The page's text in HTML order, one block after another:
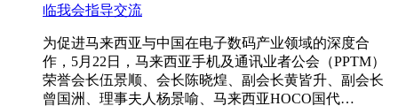
为促进马来西亚与中国在电子数码产业领域的深度合
作，5月22日，马来西亚手机及通讯业者公会（PPTM）
荣誉会长伍景顺、会长陈晓煌、副会长黄皆升、副会长
曾国洲、理事夫人杨景喻、马来西亚HOCO国代…